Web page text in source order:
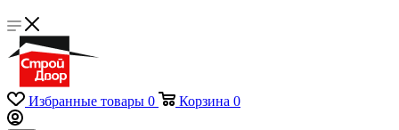
Избранные товары 0 Корзина 0